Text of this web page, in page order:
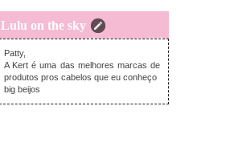
Lulu on the sky
terça-feira, janeiro 10, 2017
Patty,
A Kert é uma das melhores marcas de
produtos pros cabelos que eu conheço
big beijos